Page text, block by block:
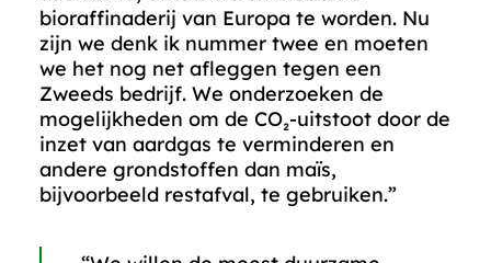
bioraffinaderij van Europa te worden. Nu
zijn we denk ik nummer twee en moeten
we het nog net afleggen tegen een
Zweeds bedrijf. We onderzoeken de
mogelijkheden om de CO₂-uitstoot door de
inzet van aardgas te verminderen en
andere grondstoffen dan maïs,
bijvoorbeeld restafval, te gebruiken.”